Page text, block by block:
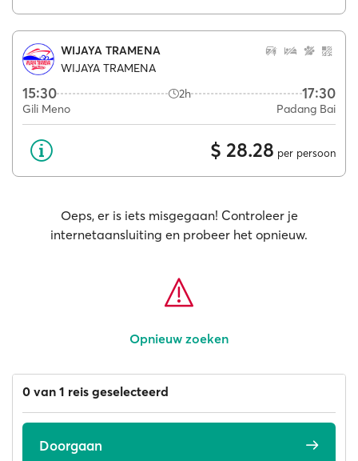
WIJAYA TRAMENA
WIJAYA TRAMENA
15:30 2h 17:30
Gili Meno Padang Bai
$ 28.28 per persoon
Oeps, er is iets misgegaan! Controleer je
internetaansluiting en probeer het opnieuw.
Opnieuw zoeken
0 van 1 reis geselecteerd
Doorgaan